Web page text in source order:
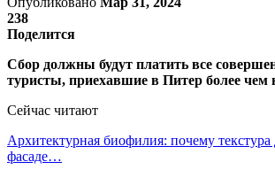
238
Поделится
Сбор должны будут платить все
туристы, приехавшие в Питер более чем
Сейчас читают
Архитектурная биофилия: почему
фасаде…